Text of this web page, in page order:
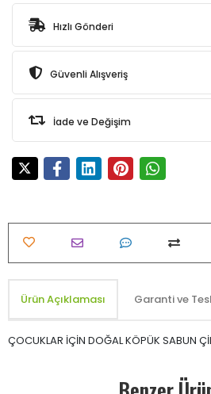
Hızlı Gönderi
Güvenli Alışveriş
İade ve Değişim
Ürün Açıklaması Garanti ve
ÇOCUKLAR İÇİN DOĞAL KÖPÜK SABUN